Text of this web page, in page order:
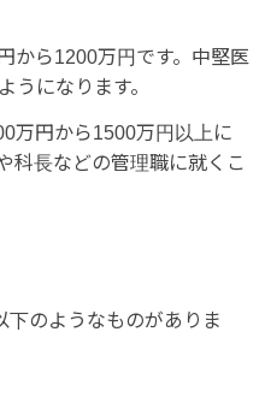
から1200万円です。中堅医
うになります。
万円から1500万円以上に
科長などの管理職に就くこ
下のようなものがありま